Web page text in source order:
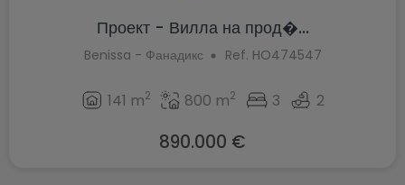
Проект - Вилла на прод�...
Benissa - Фанадикс Ref. HO474547
141 m2 800 m2 3 2
890.000 €